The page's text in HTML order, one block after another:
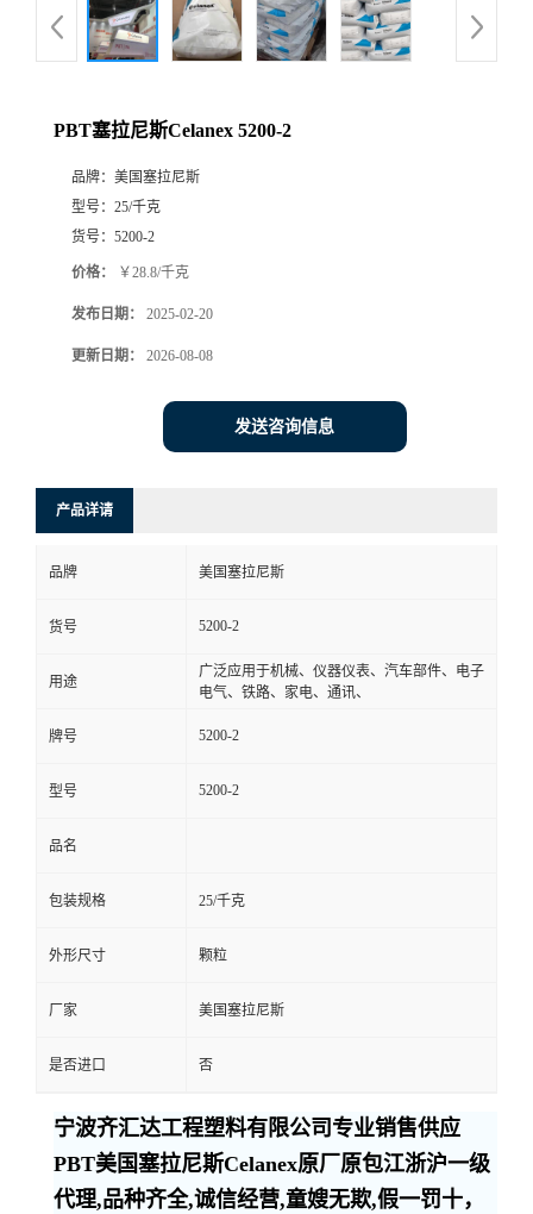
PBT塞拉尼斯Celanex 5200-2
品牌： 美国塞拉尼斯
型号： 25/千克
货号： 5200-2
价格： ￥28.8/千克
发布日期： 2025-02-20
更新日期： 2026-08-08
发送咨询信息
产品详请
品牌 美国塞拉尼斯
货号 5200-2
用途
广泛应用于机械、仪器仪表、汽车部件、电子
电气、铁路、家电、通讯、
牌号 5200-2
型号 5200-2
品名
包装规格 25/千克
外形尺寸 颗粒
厂家 美国塞拉尼斯
是否进口 否
宁波齐汇达工程塑料有限公司专业销售供应
PBT美国塞拉尼斯Celanex原厂原包江浙沪一级
代理,品种齐全,诚信经营,童嫂无欺,假一罚十，